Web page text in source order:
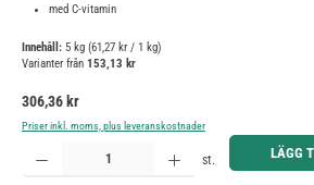
med C-vitamin
Innehåll: 5 kg (61,27 kr / 1 kg)
Varianter från 153,13 kr
Ordinarie pris:
306,36 kr
Priser inkl. moms, plus leveranskostnader
Produktkvantitet: Ange önskat belopp eller använd knapparna
st. LÄGG